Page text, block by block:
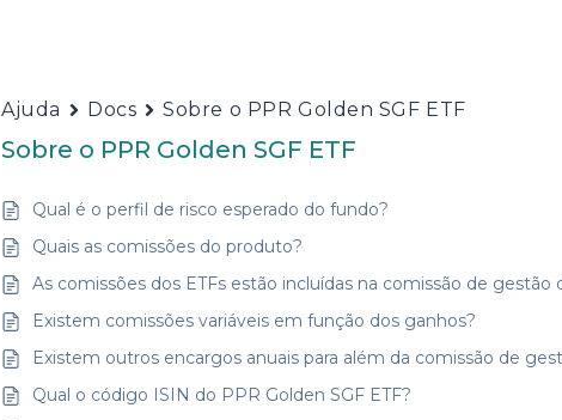
Ajuda Docs Sobre o PPR Golden SGF ETF
Sobre o PPR Golden SGF ETF
Qual é o perfil de risco esperado do fundo?
Quais as comissões do produto?
As comissões dos ETFs estão incluídas na comissão de gestão
Existem comissões variáveis em função dos ganhos?
Existem outros encargos anuais para além da comissão de
Qual o código ISIN do PPR Golden SGF ETF?